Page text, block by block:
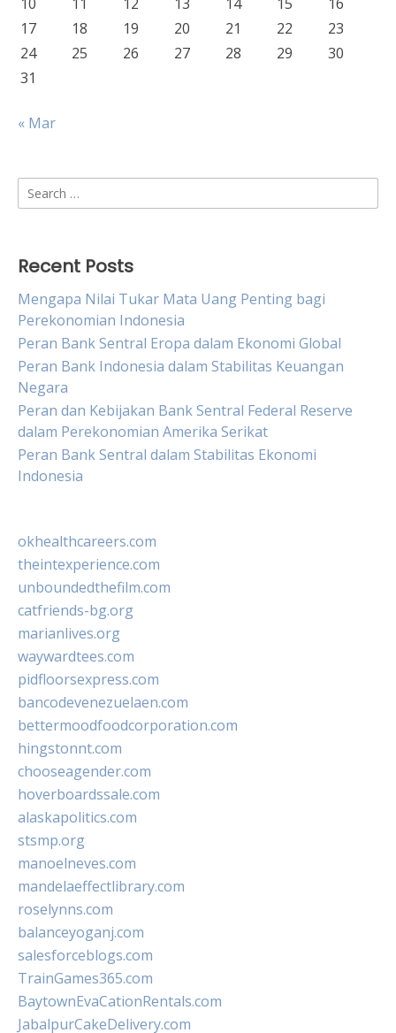
17
18 19 20 21 22
23
24
25 26 27 28 29
30
31
« Mar
Search
for:
Recent Posts
Mengapa Nilai Tukar Mata Uang Penting bagi
Perekonomian Indonesia
Peran Bank Sentral Eropa dalam Ekonomi Global
Peran Bank Indonesia dalam Stabilitas Keuangan
Negara
Peran dan Kebijakan Bank Sentral Federal Reserve
dalam Perekonomian Amerika Serikat
Peran Bank Sentral dalam Stabilitas Ekonomi
Indonesia
okhealthcareers.com
theintexperience.com
unboundedthefilm.com
catfriends-bg.org
marianlives.org
waywardtees.com
pidfloorsexpress.com
bancodevenezuelaen.com
bettermoodfoodcorporation.com
hingstonnt.com
chooseagender.com
hoverboardssale.com
alaskapolitics.com
stsmp.org
manoelneves.com
mandelaeffectlibrary.com
roselynns.com
balanceyoganj.com
salesforceblogs.com
TrainGames365.com
BaytownEvaCationRentals.com
JabalpurCakeDelivery.com